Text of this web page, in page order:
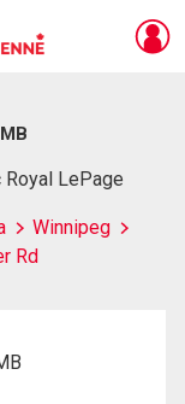
LePage
Winnipeg
Rd